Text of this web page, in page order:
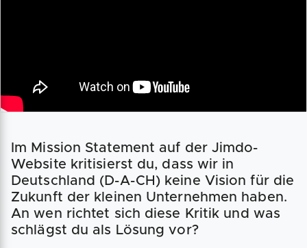
Im Mission Statement auf der Jimdo-
Website kritisierst du, dass wir in
Deutschland (D-A-CH) keine Vision für die
Zukunft der kleinen Unternehmen haben.
An wen richtet sich diese Kritik und was
schlägst du als Lösung vor?